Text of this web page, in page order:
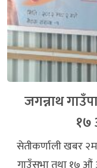
जगन्नाथ
१७
सेतीकर्णाली खबर